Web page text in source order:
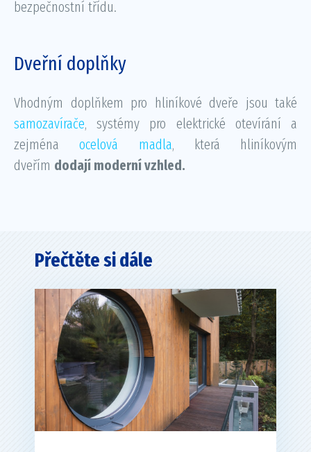
bezpečnostní třídu.
Dveřní doplňky
Vhodným doplňkem pro hliníkové dveře jsou také
samozavírače, systémy pro elektrické otevírání a
zejménaocelová madla, která hliníkovým
dveřím dodají moderní vzhled.
Přečtěte si dále